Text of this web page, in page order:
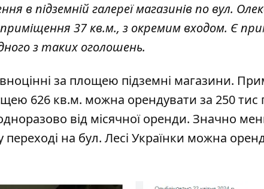
в підземній галереї магазинів по вул.
37 кв.м., з окремим входом. Є
з таких оголошень.
за площею підземні магазини.
626 кв.м. можна орендувати за 250 тис
від місячної оренди. Значно
на бул. Лесі Українки можна